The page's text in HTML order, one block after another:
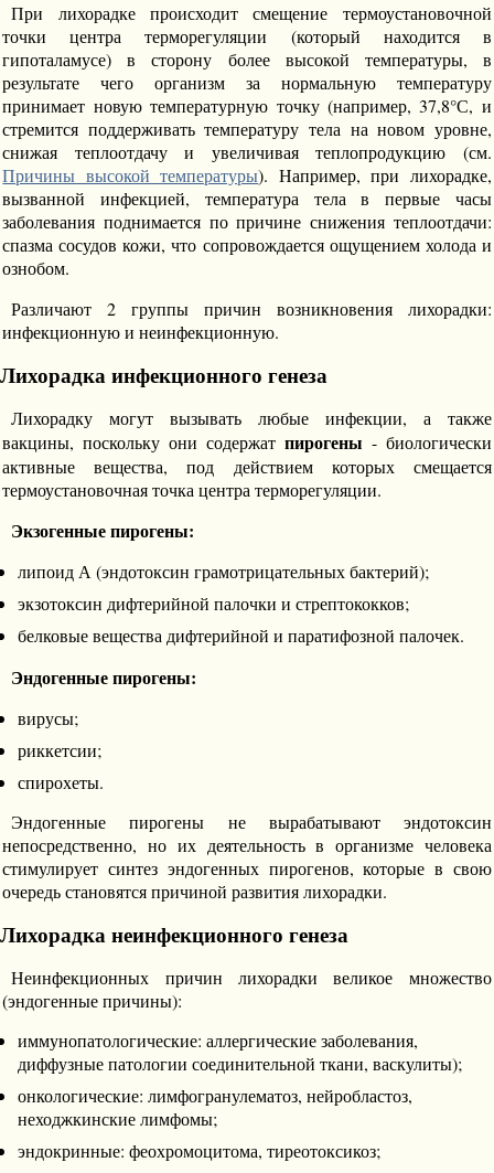
При лихорадке происходит смещение термоустановочной
точки центра терморегуляции (который находится в
гипоталамусе) в сторону более высокой температуры, в
результате чего организм за нормальную температуру
принимает новую температурную точку (например, 37,8°С, и
стремится поддерживать температуру тела на новом уровне,
снижая теплоотдачу и увеличивая теплопродукцию (см.
Причины высокой температуры). Например, при лихорадке,
вызванной инфекцией, температура тела в первые часы
заболевания поднимается по причине снижения теплоотдачи:
спазма сосудов кожи, что сопровождается ощущением холода и
ознобом.
Различают 2 группы причин возникновения лихорадки:
инфекционную и неинфекционную.
Лихорадка инфекционного генеза
Лихорадку могут вызывать любые инфекции, а также
вакцины, поскольку они содержат пирогены - биологически
активные вещества, под действием которых смещается
термоустановочная точка центра терморегуляции.
Экзогенные пирогены:
липоид А (эндотоксин грамотрицательных бактерий);
экзотоксин дифтерийной палочки и стрептококков;
белковые вещества дифтерийной и паратифозной палочек.
Эндогенные пирогены:
вирусы;
риккетсии;
спирохеты.
Эндогенные пирогены не вырабатывают эндотоксин
непосредственно, но их деятельность в организме человека
стимулирует синтез эндогенных пирогенов, которые в свою
очередь становятся причиной развития лихорадки.
Лихорадка неинфекционного генеза
Неинфекционных причин лихорадки великое множество
(эндогенные причины):
иммунопатологические: аллергические заболевания,
диффузные патологии соединительной ткани, васкулиты);
онкологические: лимфогранулематоз, нейробластоз,
неходжкинские лимфомы;
эндокринные: феохромоцитома, тиреотоксикоз;